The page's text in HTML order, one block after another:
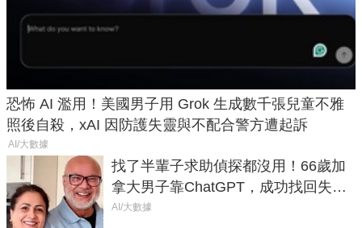
恐怖 AI 濫用！美國男子用 Grok 生成數千張兒童不雅
照後自殺，xAI 因防護失靈與不配合警方遭起訴
AI/大數據
找了半輩子求助偵探都沒用！66歲加
拿大男子靠ChatGPT，成功找回失散
50年家人
AI/大數據